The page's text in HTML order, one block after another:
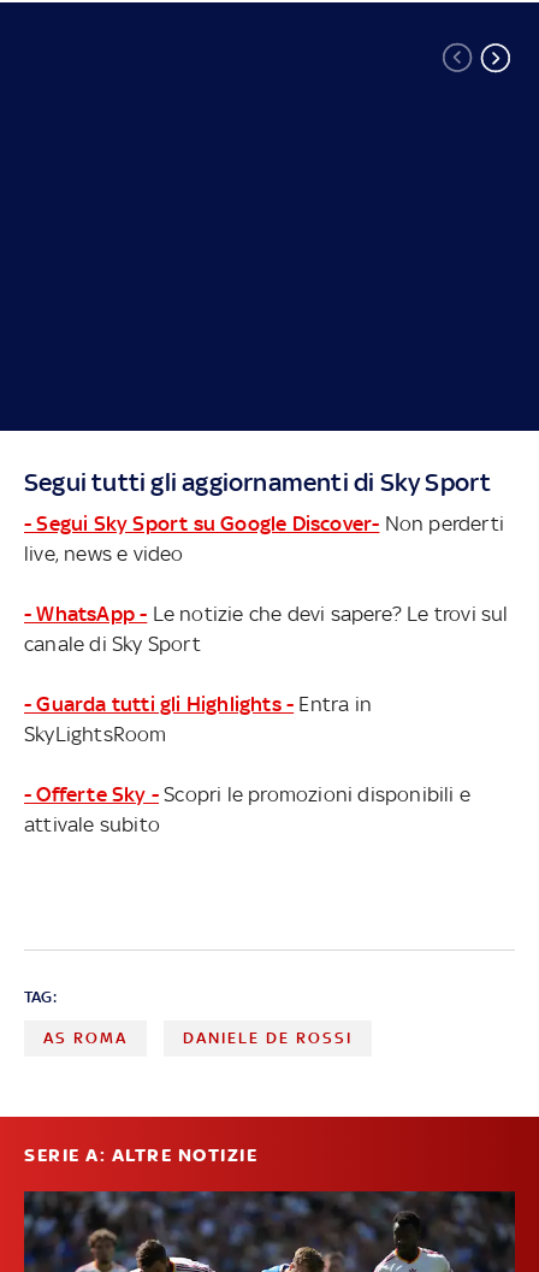
Segui tutti gli aggiornamenti di Sky Sport
- Segui Sky Sport su Google Discover- Non perderti
live, news e video
- WhatsApp - Le notizie che devi sapere? Le trovi sul
canale di Sky Sport
- Guarda tutti gli Highlights - Entra in
SkyLightsRoom
- Offerte Sky - Scopri le promozioni disponibili e
attivale subito
TAG:
AS ROMA DANIELE DE ROSSI
SERIE A: ALTRE NOTIZIE